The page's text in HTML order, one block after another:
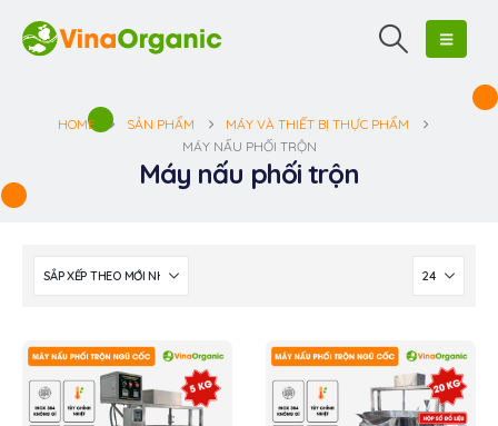
HOME SẢN PHẨM
MÁY VÀ THIẾT BỊ THỰC PHẨM
MÁY NẤU PHỐI TRỘN
Máy nấu phối trộn